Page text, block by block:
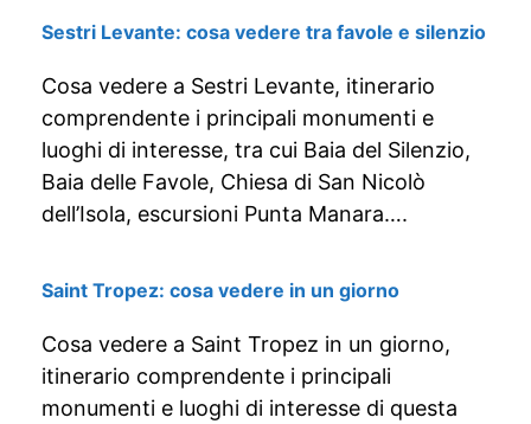
Sestri Levante: cosa vedere tra favole e silenzio
Cosa vedere a Sestri Levante, itinerario
comprendente i principali monumenti e
luoghi di interesse, tra cui Baia del Silenzio,
Baia delle Favole, Chiesa di San Nicolò
dell’Isola, escursioni Punta Manara….
Saint Tropez: cosa vedere in un giorno
Cosa vedere a Saint Tropez in un giorno,
itinerario comprendente i principali
monumenti e luoghi di interesse di questa